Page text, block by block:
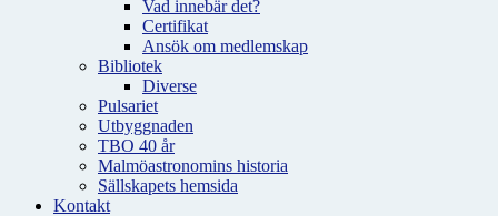
Vad innebär det?
Certifikat
Ansök om medlemskap
Bibliotek
Diverse
Pulsariet
Utbyggnaden
TBO 40 år
Malmöastronomins historia
Sällskapets hemsida
Kontakt